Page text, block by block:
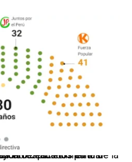
Generales 2026, tras el restablecimiento de la Bicameralidad.